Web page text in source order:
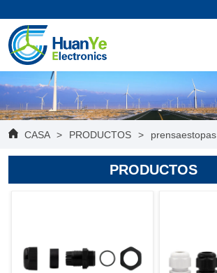
CASA > PRODUCTOS > prensaestopas
PRODUCTOS